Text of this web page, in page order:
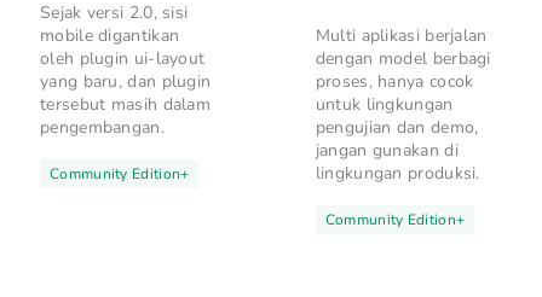
Sejak versi 2.0, sisi
mobile digantikan
oleh plugin ui-layout
yang baru, dan plugin
tersebut masih dalam
pengembangan.
Community Edition+
Multi aplikasi berjalan
dengan model berbagi
proses, hanya cocok
untuk lingkungan
pengujian dan demo,
jangan gunakan di
lingkungan produksi.
Community Edition+